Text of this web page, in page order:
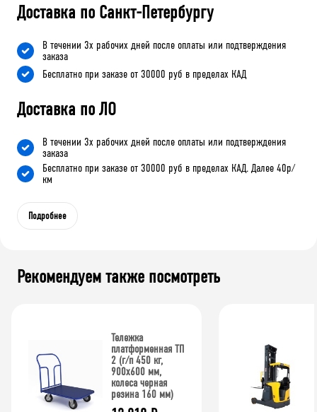
Доставка по Санкт-Петербургу
В течении 3х рабочих дней после оплаты или подтверждения
заказа
Бесплатно при заказе от 30000 руб в пределах КАД
Доставка по ЛО
В течении 3х рабочих дней после оплаты или подтверждения
заказа
Бесплатно при заказе от 30000 руб в пределах КАД. Далее 40р/
км
Подробнее
Рекомендуем также посмотреть
Тележка
платформенная ТП
2 (г/п 450 кг,
900x600 мм,
колеса черная
резина 160 мм)